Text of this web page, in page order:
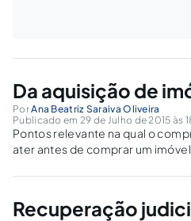
Da aquisição de
PorAna Beatriz Saraiva Oliveira
Publicado em 29 de Julho de 2015 às
Pontos relevante na qual o
ater antes de comprar um
jurídico.
Recuperação